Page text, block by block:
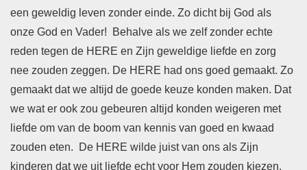
een geweldig leven zonder einde. Zo dicht bij God als
onze God en Vader! Behalve als we zelf zonder echte
reden tegen de HERE en Zijn geweldige liefde en zorg
nee zouden zeggen. De HERE had ons goed gemaakt. Zo
gemaakt dat we altijd de goede keuze konden maken. Dat
we wat er ook zou gebeuren altijd konden weigeren met
liefde om van de boom van kennis van goed en kwaad
zouden eten. De HERE wilde juist van ons als Zijn
kinderen dat we uit liefde echt voor Hem zouden kiezen.